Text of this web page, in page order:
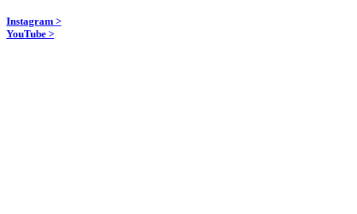
Instagram >
YouTube >